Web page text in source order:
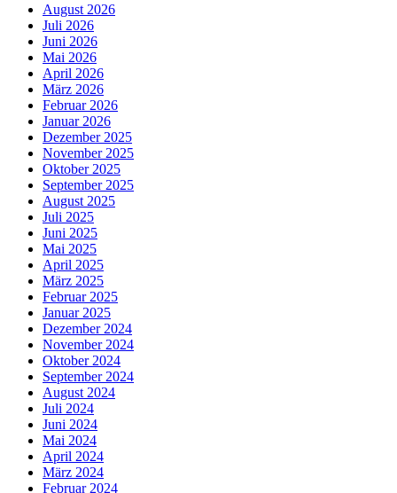
August 2026
Juli 2026
Juni 2026
Mai 2026
April 2026
März 2026
Februar 2026
Januar 2026
Dezember 2025
November 2025
Oktober 2025
September 2025
August 2025
Juli 2025
Juni 2025
Mai 2025
April 2025
März 2025
Februar 2025
Januar 2025
Dezember 2024
November 2024
Oktober 2024
September 2024
August 2024
Juli 2024
Juni 2024
Mai 2024
April 2024
März 2024
Februar 2024